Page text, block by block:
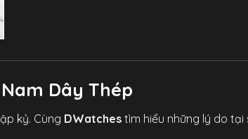
Dây Thép
kỷ. Cùng DWatches tìm hiểu những lý do